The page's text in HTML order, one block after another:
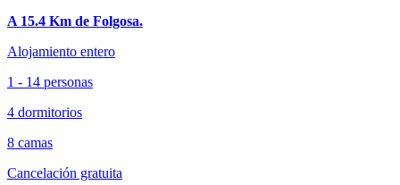
A 15.4 Km de Folgosa.
Alojamiento entero
1 - 14 personas
4 dormitorios
8 camas
Cancelación gratuita